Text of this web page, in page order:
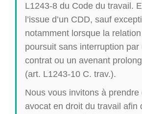
L1243-8 du Code du travail.
l’issue d’un CDD, sauf
notamment lorsque la
poursuit sans interruption par
contrat ou un avenant
(art. L1243-10 C. trav.).
Nous vous invitons à
avocat en droit du travail afin